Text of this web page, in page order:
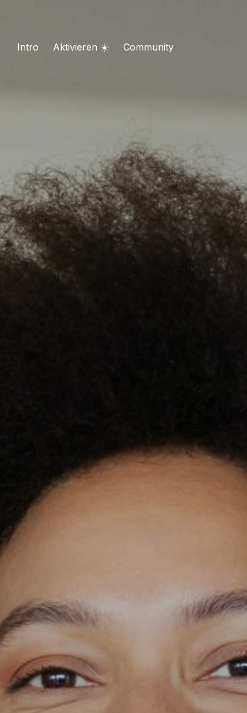
Intro Aktivieren ☀️ Community